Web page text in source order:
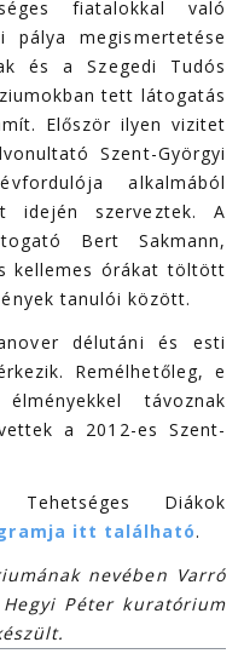
fiatalokkal való
megismertetése
és a Szegedi Tudós
tett látogatás
Először ilyen vizitet
Szent-Györgyi
alkalmából
idején szerveztek. A
Bert Sakmann,
kellemes órákat töltött
tanulói között.
délutáni és esti
Remélhetőleg, e
távoznak
a 2012-es Szent-
Diákok
itt található.
nevében Varró
Péter kuratórium